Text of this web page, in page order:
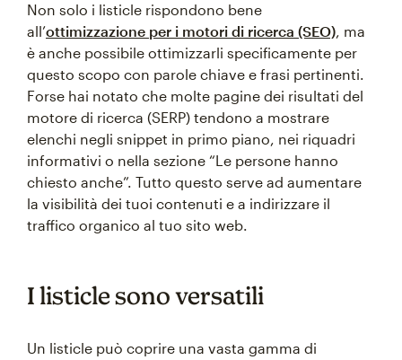
Non solo i listicle rispondono bene
all’ottimizzazione per i motori di ricerca (SEO), ma
è anche possibile ottimizzarli specificamente per
questo scopo con parole chiave e frasi pertinenti.
Forse hai notato che molte pagine dei risultati del
motore di ricerca (SERP) tendono a mostrare
elenchi negli snippet in primo piano, nei riquadri
informativi o nella sezione “Le persone hanno
chiesto anche”. Tutto questo serve ad aumentare
la visibilità dei tuoi contenuti e a indirizzare il
traffico organico al tuo sito web.
I listicle sono versatili
Un listicle può coprire una vasta gamma di